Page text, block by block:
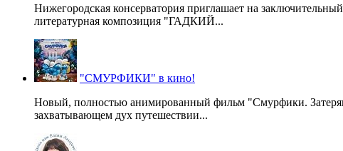
Нижегородская консерватория приглашает на
литературная композиция "ГАДКИЙ...
"СМУРФИКИ" в кино!
Новый, полностью анимированный фильм "Смурфики.
захватывающем дух путешествии...